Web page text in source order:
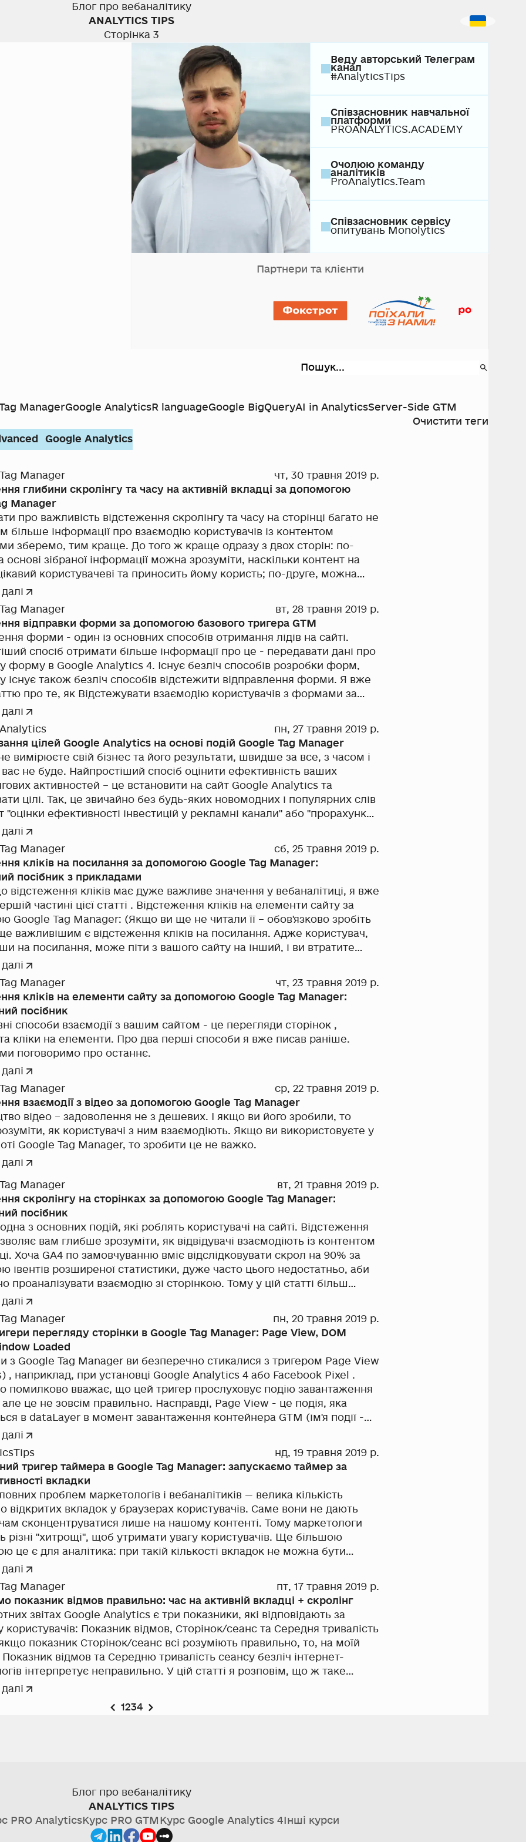
Блог про вебаналітику
ANALYTICS TIPS
Сторінка 3
Веду авторський Телеграм
канал
#AnalyticsTips
Співзасновник навчальної
платформи
PROANALYTICS.ACADEMY
Очолюю команду
аналітиків
ProAnalytics.Team
Співзасновник сервісу
опитувань Monolytics
Партнери та клієнти
ManagerGoogle AnalyticsR languageGoogle BigQueryAI in AnalyticsServer-Side GTM
Очистити теги
Google Analytics
Manager
чт, 30 травня 2019 р.
глибини скролінгу та часу на активній вкладці за допомогою
Manager
про важливість відстеження скролінгу та часу на сторінці багато не
більше інформації про взаємодію користувачів із контентом
зберемо, тим краще. До того ж краще одразу з двох сторін: по-
інформації можна зрозуміти, наскільки контент на
та приносить йому користь; по-друге, можна
користувачів залежно від їхньої взаємодії із певною сторінкою.
сегменти можна використовувати зокрема для створення аудиторій
скролінгу за допомогою
функціоналу диспетчера тегів Google , а також про те, як оцінити
з контентом передаючи подію, засновану на глибині скролінгу та
на сторінці . Сьогодні ми розберемо ще одне рішення,
на користувальницькому JS скрипті. За допомогою цього методу ви
інформацію про максимальну глибину скролінгу та точний
на сторінці. Нам знадобиться наступне:
Manager
вт, 28 травня 2019 р.
відправки форми за допомогою базового тригера GTM
форми - один із основних способів отримання лідів на сайті.
спосіб отримати більше інформації про це - передавати дані про
Analytics 4. Існує безліч способів розробки форм,
існує також безліч способів відстежити відправлення форми. Я вже
взаємодію користувачів з формами за
Google Tag Manager . Але вона не описувала роботу з базовим
відправлення форми, про який я хочу розповісти зараз.
пн, 27 травня 2019 р.
цілей Google Analytics на основі подій Google Tag Manager
вимірюєте свій бізнес та його результати, швидше за все, з часом і
вас не буде. Найпростіший спосіб оцінити ефективність ваших
активностей – це встановити на сайт Google Analytics та
цілі. Так, це звичайно без будь-яких новомодних і популярних слів
"оцінки ефективності інвестицій у рекламні канали" або "прорахунку
цінності клієнта", але в деяких випадках не менш ефективно. У будь-
всі з них колись починали, і якщо на решту у вас може не
грошей або ресурсу, то цілі налаштувати може кожен.
Manager
сб, 25 травня 2019 р.
кліків на посилання за допомогою Google Tag Manager:
посібник з прикладами
відстеження кліків має дуже важливе значення у вебаналітиці, я вже
частині цієї статті . Відстеження кліків на елементи сайту за
(Якщо ви ще не читали її – обов'язково зробіть
важливішим є відстеження кліків на посилання. Адже користувач,
на посилання, може піти з вашого сайту на інший, і ви втратите
Або ж, натиснувши на номер телефону або email, може
вами. Друге звичайно набагато приємніше) Якщо ви вже прочитали
статтю, знаєте, що відстеження кліків на посилання можна
двох типів тригерів: All Clicks (Всі елементи) та Just
посилання) . З першим ми вже знайомилися раніше, тож сьогодні
розберемо другий.
Manager
чт, 23 травня 2019 р.
кліків на елементи сайту за допомогою Google Tag Manager:
посібник
взаємодії з вашим сайтом - це перегляди сторінок ,
ми поговоримо про останнє.
Manager
ср, 22 травня 2019 р.
взаємодії з відео за допомогою Google Tag Manager
відео – задоволення не з дешевих. І якщо ви його зробили, то
як користувачі з ним взаємодіють. Якщо ви використовуєте у
Google Tag Manager, то зробити це не важко.
Manager
вт, 21 травня 2019 р.
скролінгу на сторінках за допомогою Google Tag Manager:
посібник
з основних подій, які роблять користувачі на сайті. Відстеження
вам глибше зрозуміти, як відвідувачі взаємодіють із контентом
Хоча GA4 по замовчуванню вміє відслідковувати скрол на 90% за
івентів розширеної статистики, дуже часто цього недостатньо, аби
проаналізувати взаємодію зі сторінкою. Тому у цій статті більш
поговоримо про можливості відслідковування скролінгу за
GTM.
Manager
пн, 20 травня 2019 р.
перегляду сторінки в Google Tag Manager: Page View, DOM
Loaded
Google Tag Manager ви безперечно стикалися з тригером Page View
установці Google Analytics 4 або Facebook Pixel .
помилково вважає, що цей тригер прослуховує подію завантаження
не зовсім правильно. Насправді, Page View - це подія, яка
GTM (ім'я події -
нд, 19 травня 2019 р.
тригер таймера в Google Tag Manager: запускаємо таймер за
вкладки
проблем маркетологів і вебаналітиків — велика кількість
вкладок у браузерах користувачів. Саме вони не дають
сконцентруватися лише на нашому контенті. Тому маркетологи
різні "хитрощі", щоб утримати увагу користувачів. Ще більшою
це є для аналітика: при такій кількості вкладок не можна бути
що користувач увесь час — від початку завантаження до певного
провів на сторінці.
Manager
пт, 17 травня 2019 р.
показник відмов правильно: час на активній вкладці + скролінг
звітах Google Analytics є три показники, які відповідають за
користувачів: Показник відмов, Сторінок/сеанс та Середня тривалість
показник Сторінок/сеанс всі розуміють правильно, то, на моїй
Показник відмов та Середню тривалість сеансу безліч інтернет-
інтерпретує неправильно. У цій статті я розповім, що ж таке
відмов, а також поділюся методом, як його можна покращити (читай
1234
Блог про вебаналітику
ANALYTICS TIPS
PRO AnalyticsКурс PRO GTMКурс Google Analytics 4Інші курси